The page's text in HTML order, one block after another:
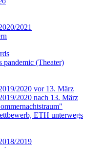
2021
pandemic (Theater)
2020 vor 13. März
2020 nach 13. März
ETH unterwegs
2019